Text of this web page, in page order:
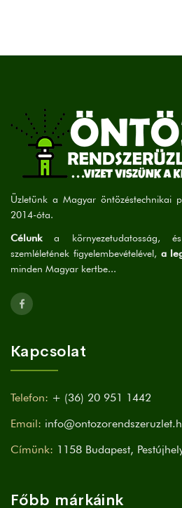
Üzletünk a Magyar öntözéstechnikai
2014-óta.
Célunka környezetudatosság,
szemléletének figyelembevételével, a
minden Magyar kertbe...
Kapcsolat
Telefon: + (36) 20 951 1442
Email:
Címünk: 1158 Budapest,
Főbb márkáink